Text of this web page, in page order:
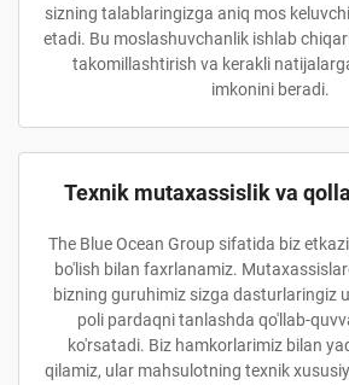
sizning talablaringizga aniq mos
etadi. Bu moslashuvchanlik ishlab
takomillashtirish va kerakli
imkonini beradi.
Texnik mutaxassislik va
The Blue Ocean Group sifatida biz
bo'lish bilan faxrlanamiz.
bizning guruhimiz sizga dasturlaringiz
poli pardaqni tanlashda qo'llab-
ko'rsatadi. Biz hamkorlarimiz bilan
qilamiz, ular mahsulotning texnik